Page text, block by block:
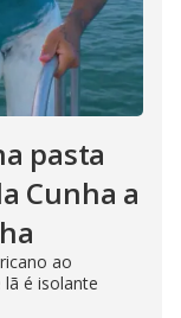
pasta
Cunha a
ao
é isolante